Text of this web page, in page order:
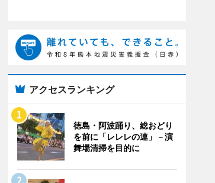
アクセスランキング
徳島・阿波踊り、総おどり
を前に「レレレの連」－演
舞場清掃を目的に